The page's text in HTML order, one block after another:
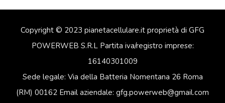
Copyright © 2023 pianetacellulare.it proprietà di GFG
POWERWEB S.R.L Partita iva/registro imprese:
16140301009
Sede legale: Via della Batteria Nomentana 26 Roma
(RM) 00162 Email aziendale: gfg.powerweb@gmail.com